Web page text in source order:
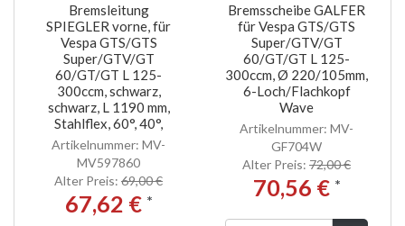
Bremsleitung
SPIEGLER vorne, für
Vespa GTS/GTS
Super/GTV/GT
60/GT/GT L 125-
300ccm, schwarz,
schwarz, L 1190 mm,
Stahlflex, 60°, 40°,
Artikelnummer: MV-
MV597860
Alter Preis: 69,00 €
67,62 € *
Bremsscheibe GALFER
für Vespa GTS/GTS
Super/GTV/GT
60/GT/GT L 125-
300ccm, Ø 220/105mm,
6-Loch/Flachkopf
Wave
Artikelnummer: MV-
GF704W
Alter Preis: 72,00 €
70,56 € *